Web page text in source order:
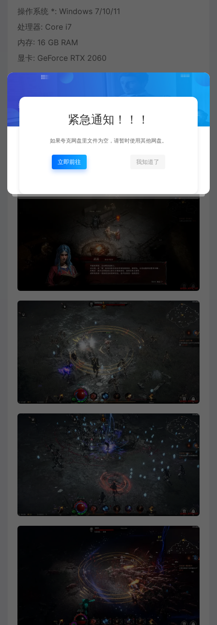
操作系统 *: Windows 7/10/11
处理器: Core i7
内存: 16 GB RAM
显卡: GeForce RTX 2060
紧急通知！！！
如果夸克网盘里文件为空，请暂时使用其他网盘。
立即前往 我知道了